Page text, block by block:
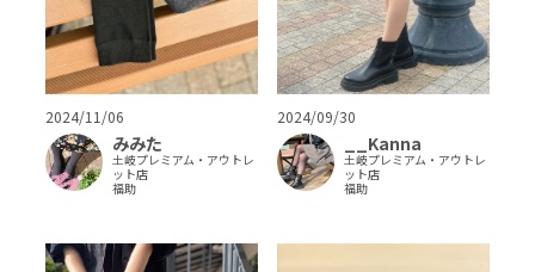
2024/11/06
みみた
土岐プレミアム・アウトレ
ット店
福助
2024/09/30
__Kanna
土岐プレミアム・アウトレ
ット店
福助